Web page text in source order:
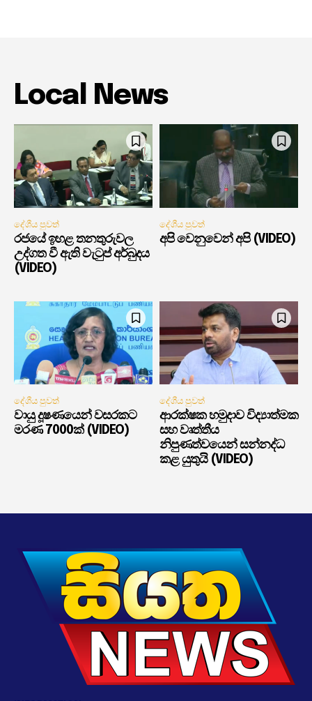
Local News
දේශීය පුවත්
රජයේ ඉහළ තනතුරුවල
උද්ගත වී ඇති වැටුප් අර්බුදය
(VIDEO)
දේශීය පුවත්
අපි වෙනුවෙන් අපි (VIDEO)
දේශීය පුවත්
වායු දූෂණයෙන් වසරකට
මරණ 7000ක් (VIDEO)
දේශීය පුවත්
ආරක්ෂක හමුදාව විද්‍යාත්මක
සහ වෘත්තීය
නිපුණත්වයෙන් සන්නද්ධ
කළ යුතුයි (VIDEO)